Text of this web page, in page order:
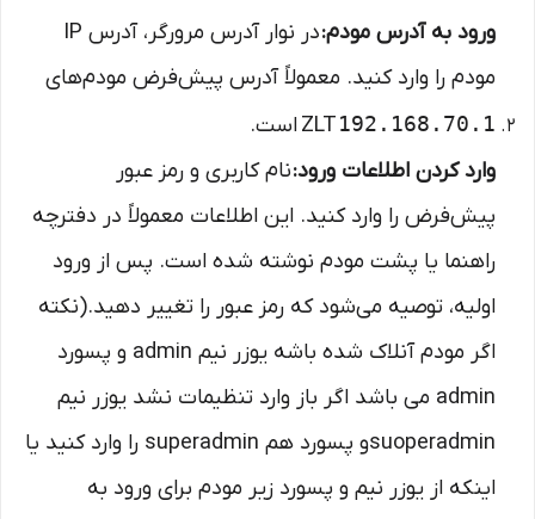
ورود به آدرس مودم:
در نوار آدرس مرورگر، آدرس IP
مودم را وارد کنید. معمولاً آدرس پیش‌فرض مودم‌های
ZLT192.168.70.1
است.
وارد کردن اطلاعات ورود:نام کاربری و رمز عبور
پیش‌فرض را وارد کنید. این اطلاعات معمولاً در دفترچه
راهنما یا پشت مودم نوشته شده است. پس از ورود
اولیه، توصیه می‌شود که رمز عبور را تغییر دهید.(نکته
اگر مودم آنلاک شده باشه یوزر نیم admin و پسورد
admin می باشد اگر باز وارد تنظیمات نشد یوزر نیم
suoperadminو پسورد هم superadmin را وارد کنید یا
اینکه از یوزر نیم و پسورد زیر مودم برای ورود به